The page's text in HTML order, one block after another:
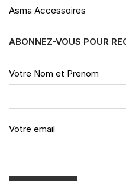
Asma Accessoires
ABONNEZ-VOUS POUR
Votre Nom et Prenom
Votre email